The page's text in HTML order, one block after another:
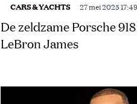
CARS & YACHTS 27 mei 2025 17:49
De zeldzame Porsche
LeBron James